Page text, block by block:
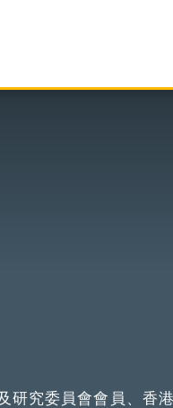
研究委員會會員、香